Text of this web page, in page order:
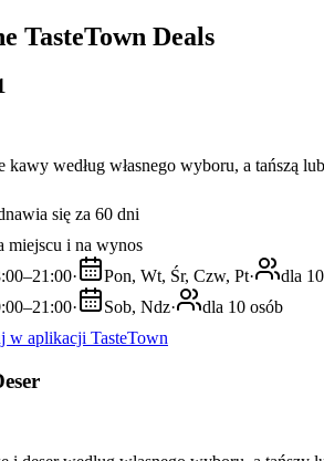
TasteTown Deals
według własnego wyboru, a tańszą
się za 60 dni
miejscu i na wynos
· Pon, Wt, Śr, Czw, Pt·
dla
· Sob, Ndz·
dla 10 osób
w aplikacji TasteTown